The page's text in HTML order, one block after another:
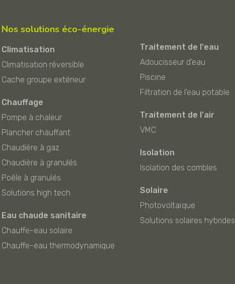
Nos solutions éco-énergie
Climatisation
Climatisation réversible
Cache groupe extérieur
Chauffage
Pompe à chaleur
Plancher chauffant
Chaudière à gaz
Chaudière à granulés
Poêle à granulés
Solutions high tech
Eau chaude sanitaire
Chauffe-eau solaire
Chauffe-eau thermodynamique
Traitement de l'eau
Adoucisseur d'eau
Piscine
Filtration de l'eau potable
Traitement de l'air
VMC
Isolation
Isolation des combles
Solaire
Photovoltaïque
Solutions solaires hybrides